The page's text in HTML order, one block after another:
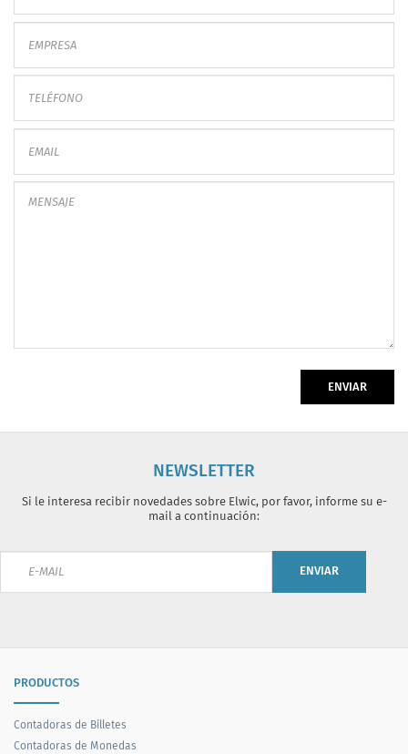
ENVIAR
NEWSLETTER
Si le interesa recibir novedades sobre Elwic, por favor, informe su e-
mail a continuación:
ENVIAR
PRODUCTOS
Contadoras de Billetes
Contadoras de Monedas